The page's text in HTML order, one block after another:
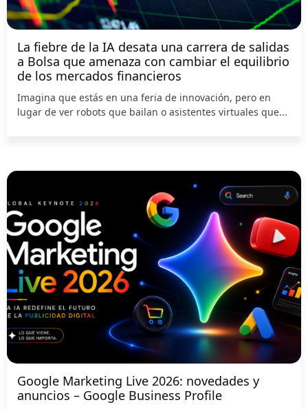
La fiebre de la IA desata una carrera de salidas
a Bolsa que amenaza con cambiar el equilibrio
de los mercados financieros
Imagina que estás en una feria de innovación, pero en
lugar de ver robots que bailan o asistentes virtuales que...
Google Marketing Live 2026: novedades y
anuncios – Google Business Profile